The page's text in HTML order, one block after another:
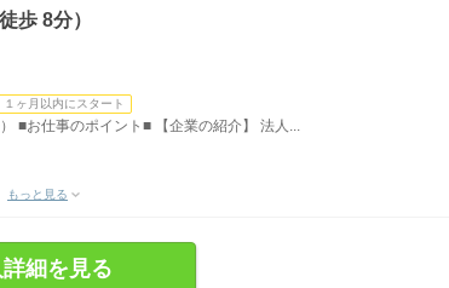
歩 8分）
１ヶ月以内にスタート
■お仕事のポイント■ 【企業の紹介】 法人...
もっと見る
細を見る